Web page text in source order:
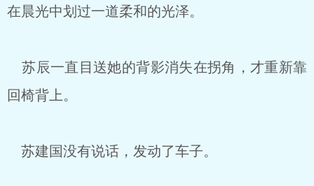
在晨光中划过一道柔和的光泽。
苏辰一直目送她的背影消失在拐角，才重新靠
回椅背上。
苏建国没有说话，发动了车子。